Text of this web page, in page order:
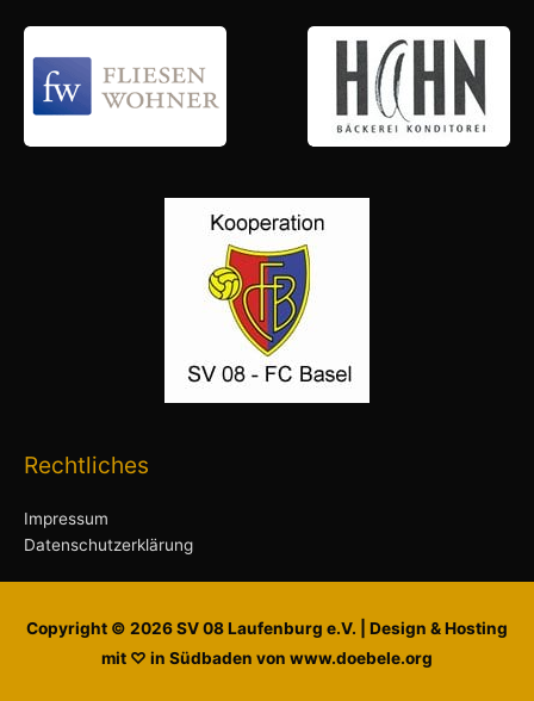
Rechtliches
Impressum
Datenschutzerklärung
Copyright © 2026SV 08 Laufenburg e.V. | Design & Hosting
mit ♡ in Südbaden von www.doebele.org